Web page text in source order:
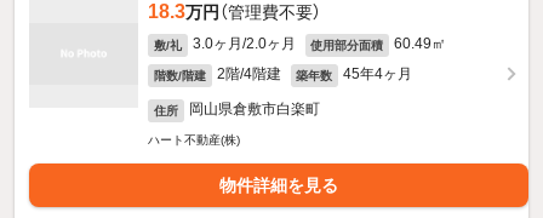
18.3万円 （管理費不要）
敷/礼 3.0ヶ月/2.0ヶ月 使用部分面積 60.49㎡
階数/階建 2階/4階建 築年数 45年4ヶ月
住所 岡山県倉敷市白楽町
ハート不動産(株)
物件詳細を見る